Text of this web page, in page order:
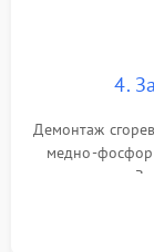
4.
Демонтаж
медно-
осушителя.
сломанных